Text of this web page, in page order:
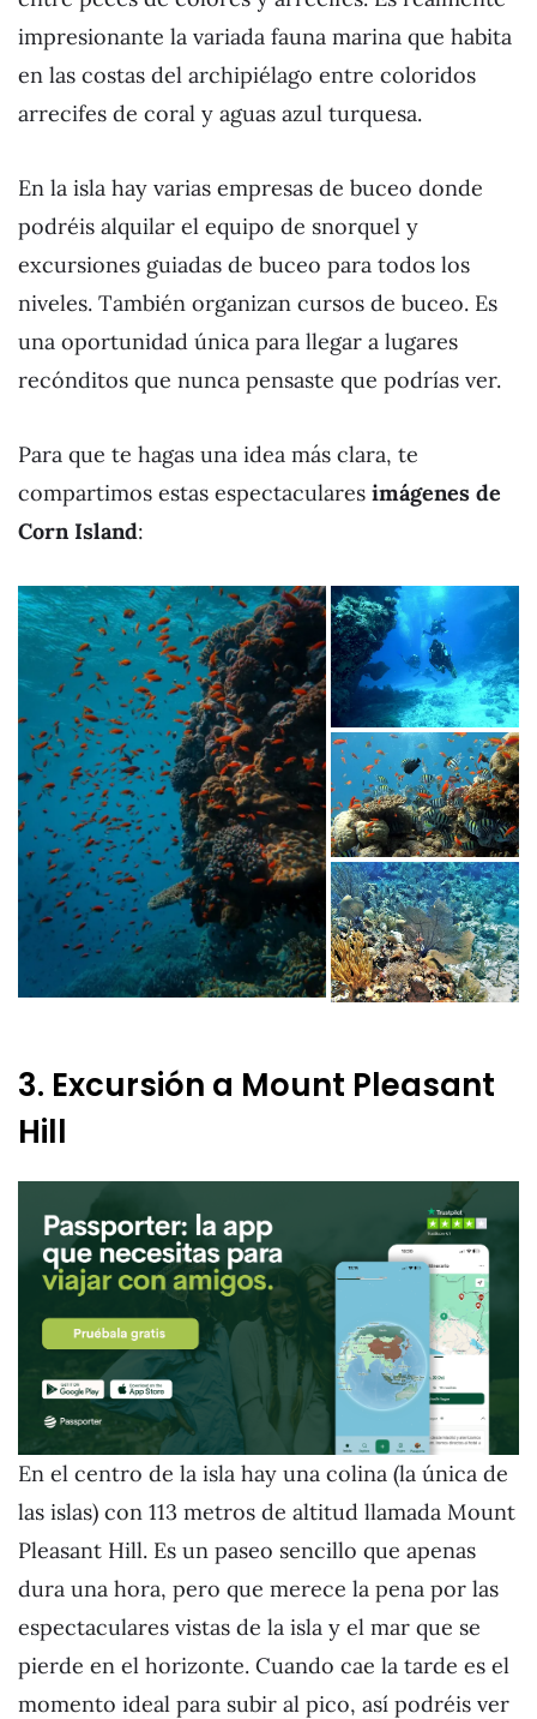
impresionante la variada fauna marina que habita
en las costas del archipiélago entre coloridos
arrecifes de coral y aguas azul turquesa.
En la isla hay varias empresas de buceo donde
podréis alquilar el equipo de snorquel y
excursiones guiadas de buceo para todos los
niveles. También organizan cursos de buceo. Es
una oportunidad única para llegar a lugares
recónditos que nunca pensaste que podrías ver.
Para que te hagas una idea más clara, te
compartimos estas espectaculares imágenes de
Corn Island:
3. Excursión a Mount Pleasant
Hill
En el centro de la isla hay una colina (la única de
las islas) con 113 metros de altitud llamada Mount
Pleasant Hill. Es un paseo sencillo que apenas
dura una hora, pero que merece la pena por las
espectaculares vistas de la isla y el mar que se
pierde en el horizonte. Cuando cae la tarde es el
momento ideal para subir al pico, así podréis ver